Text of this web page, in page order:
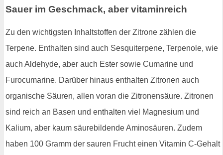
Sauer im Geschmack, aber vitaminreich
Zu den wichtigsten Inhaltstoffen der Zitrone zählen die
Terpene. Enthalten sind auch Sesquiterpene, Terpenole, wie
auch Aldehyde, aber auch Ester sowie Cumarine und
Furocumarine. Darüber hinaus enthalten Zitronen auch
organische Säuren, allen voran die Zitronensäure. Zitronen
sind reich an Basen und enthalten viel Magnesium und
Kalium, aber kaum säurebildende Aminosäuren. Zudem
haben 100 Gramm der sauren Frucht einen Vitamin C-Gehalt